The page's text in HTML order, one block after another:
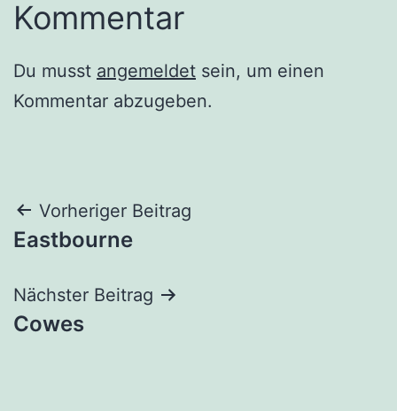
Kommentar
Du musst angemeldet sein, um einen
Kommentar abzugeben.
Beitragsnavigation
Vorheriger Beitrag
Eastbourne
Nächster Beitrag
Cowes